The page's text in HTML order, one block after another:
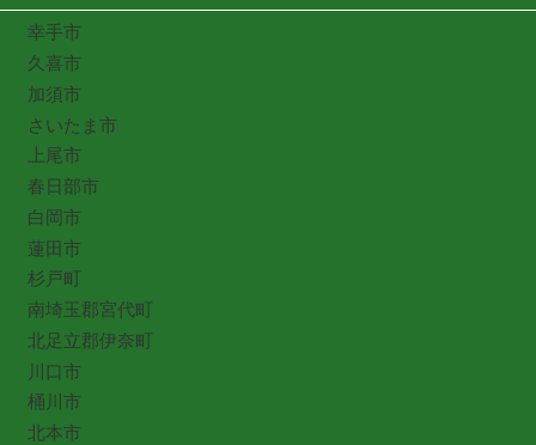
幸手市
久喜市
加須市
さいたま市
上尾市
春日部市
白岡市
蓮田市
杉戸町
南埼玉郡宮代町
北足立郡伊奈町
川口市
桶川市
北本市